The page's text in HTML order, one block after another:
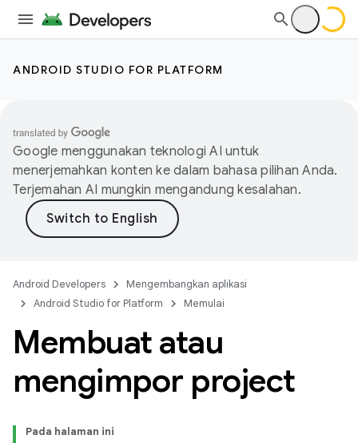
ANDROID STUDIO FOR PLATFORM
Google menggunakan teknologi AI untuk
menerjemahkan konten ke dalam bahasa pilihan Anda.
Terjemahan AI mungkin mengandung kesalahan.
Android Developers
Mengembangkan aplikasi
Android Studio for Platform
Memulai
Membuat atau
mengimpor project
Pada halaman ini